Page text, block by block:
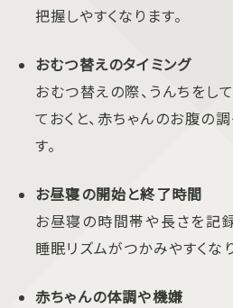
把握しやすくなります。
おむつ替えのタイミング
おむつ替えの際、うんちをし
ておくと、赤ちゃんのお腹の
す。
お昼寝の開始と終了時間
お昼寝の時間帯や長さを記
睡眠リズムがつかみやすくなり
赤ちゃんの体調や機嫌